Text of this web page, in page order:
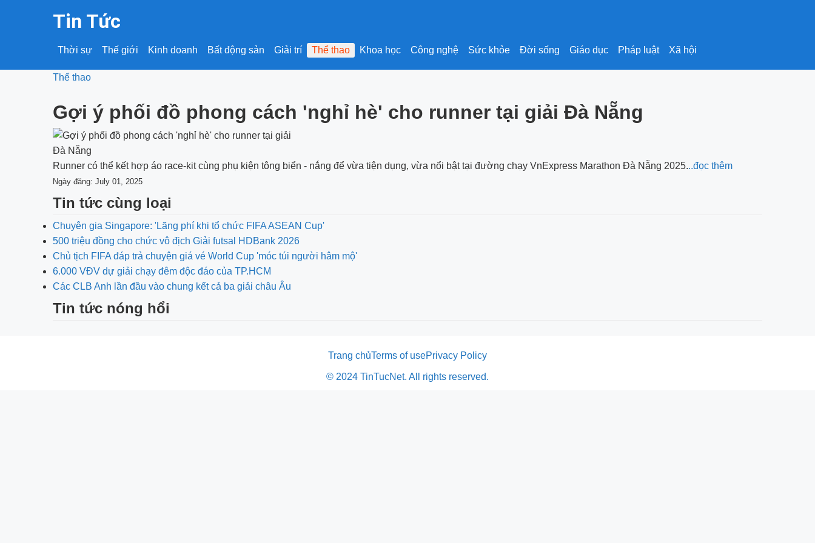
Tin Tức
Thời sự Thế giới Kinh doanh Bất động sản Giải trí Thể thao Khoa học Công nghệ Sức khỏe Đời sống Giáo dục Pháp luật Xã hội
Thể thao
Gợi ý phối đồ phong cách 'nghỉ hè' cho runner tại giải Đà Nẵng
Runner có thể kết hợp áo race-kit cùng phụ kiện tông biển - nắng để vừa tiện dụng, vừa nổi bật tại đường chạy VnExpress Marathon Đà Nẵng 2025...đọc thêm
Ngày đăng: July 01, 2025
Tin tức cùng loại
Chuyên gia Singapore: 'Lãng phí khi tổ chức FIFA ASEAN Cup'
500 triệu đồng cho chức vô địch Giải futsal HDBank 2026
Chủ tịch FIFA đáp trả chuyện giá vé World Cup 'móc túi người hâm mộ'
6.000 VĐV dự giải chạy đêm độc đáo của TP.HCM
Các CLB Anh lần đầu vào chung kết cả ba giải châu Âu
Tin tức nóng hổi
Trang chủTerms of usePrivacy Policy
© 2024 TinTucNet. All rights reserved.